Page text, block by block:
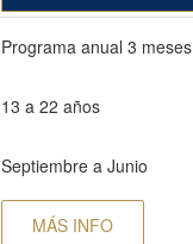
Programa anual 3 meses
13 a 22 años
Septiembre a Junio
MÁS INFO